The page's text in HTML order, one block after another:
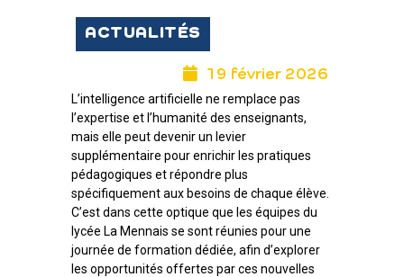
ACTUALITÉS
19 février 2026
L’intelligence artificielle ne remplace pas
l’expertise et l’humanité des enseignants,
mais elle peut devenir un levier
supplémentaire pour enrichir les pratiques
pédagogiques et répondre plus
spécifiquement aux besoins de chaque élève.
C’est dans cette optique que les équipes du
lycée La Mennais se sont réunies pour une
journée de formation dédiée, afin d’explorer
les opportunités offertes par ces nouvelles